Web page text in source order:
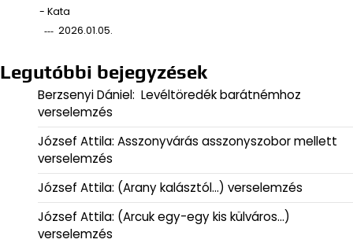
- Kata
2026.01.05.
Legutóbbi bejegyzések
Berzsenyi Dániel: Levéltöredék barátnémhoz
verselemzés
József Attila: Asszonyvárás asszonyszobor mellett
verselemzés
József Attila: (Arany kalásztól…) verselemzés
József Attila: (Arcuk egy-egy kis külváros…)
verselemzés